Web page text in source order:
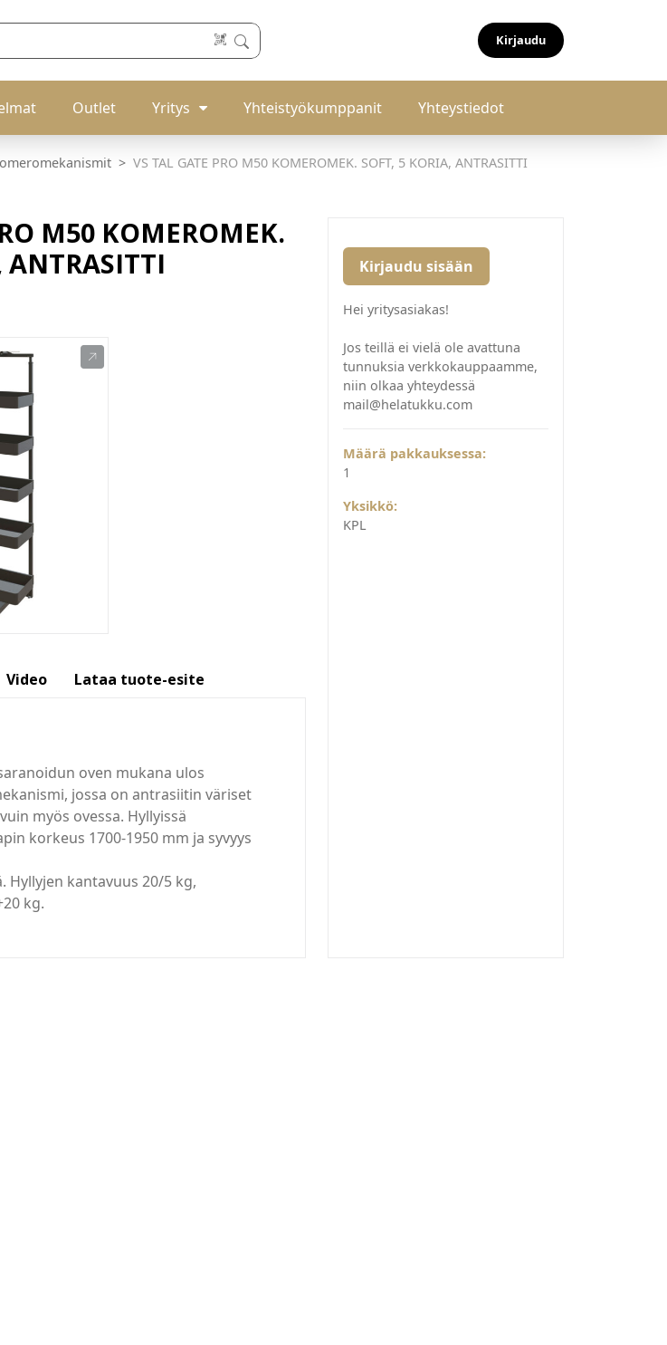
Kirjaudu
Outlet Yritys Yhteistyökumppanit Yhteystiedot
VS TAL GATE PRO M50 KOMEROMEK. SOFT, 5 KORIA, ANTRASITTI
M50 KOMEROMEK.
ANTRASITTI
Video Lataa tuote-esite
oven mukana ulos
jossa on antrasiitin väriset
myös ovessa. Hyllyissä
korkeus 1700-1950 mm ja syvyys
Hyllyjen kantavuus 20/5 kg,
kg.
Kirjaudu sisään
Hei yritysasiakas!
Jos teillä ei vielä ole avattuna
tunnuksia verkkokauppaamme,
niin olkaa yhteydessä
mail@helatukku.com
Määrä pakkauksessa:
1
Yksikkö:
KPL